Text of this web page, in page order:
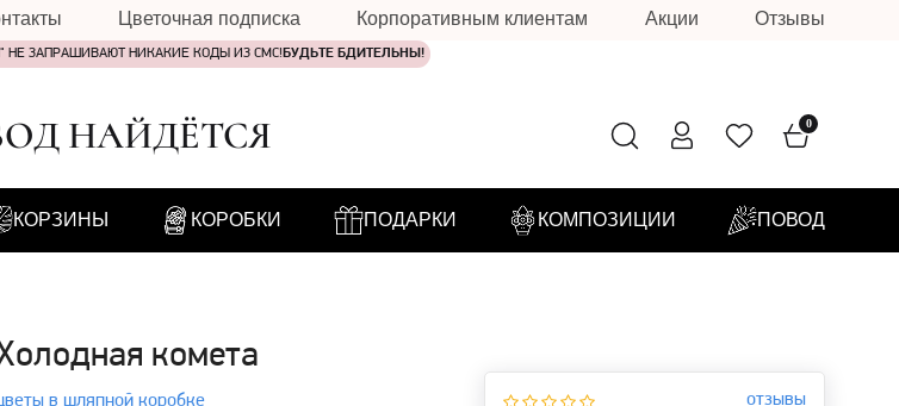
Цветочная подписка Корпоративным клиентам Акции Отзывы
НЕ ЗАПРАШИВАЮТ НИКАКИЕ КОДЫ ИЗ СМС! БУДЬТЕ БДИТЕЛЬНЫ!
НАЙДЁТСЯ 0
КОРЗИНЫ КОРОБКИ ПОДАРКИ КОМПОЗИЦИИ ПОВОД
комета
в шляпной коробке
отзывы